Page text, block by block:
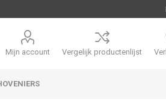
Mijn account Vergelijk productenlijst